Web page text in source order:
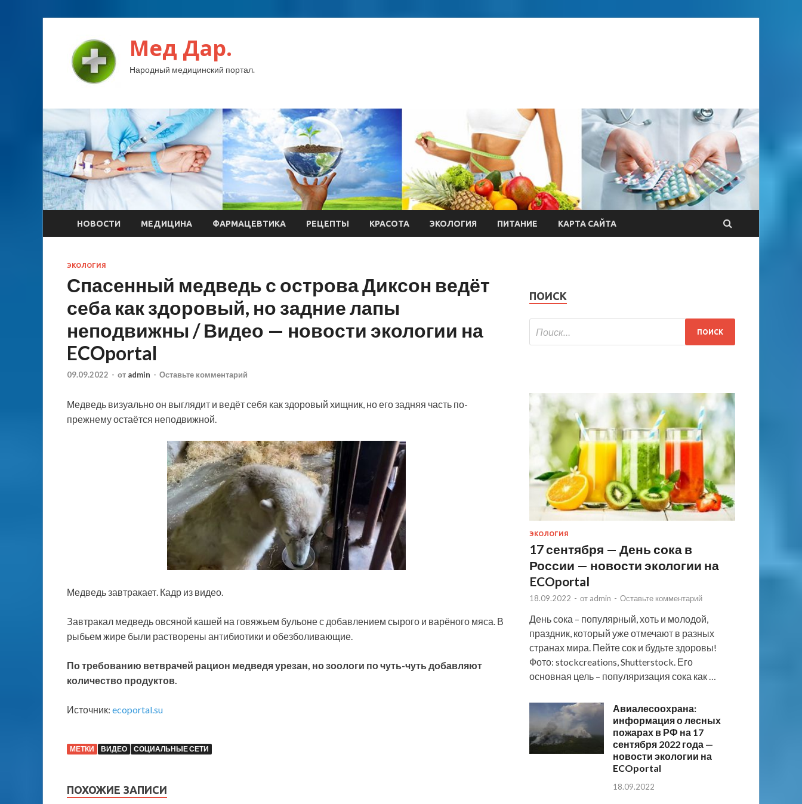
Мед Дар.
Народный медицинский портал.
НОВОСТИ МЕДИЦИНА ФАРМАЦЕВТИКА РЕЦЕПТЫ КРАСОТА ЭКОЛОГИЯ ПИТАНИЕ КАРТА САЙТА
ЭКОЛОГИЯ
Спасенный медведь с острова Диксон ведёт
себа как здоровый, но задние лапы
неподвижны / Видео — новости экологии на
ECOportal
09.09.2022 - от admin - Оставьте комментарий
Медведь визуально он выглядит и ведёт себя как здоровый хищник, но его задняя часть по-
прежнему остаётся неподвижной.
Медведь завтракает. Кадр из видео.
Завтракал медведь овсяной кашей на говяжьем бульоне с добавлением сырого и варёного мяса. В
рыбьем жире были растворены антибиотики и обезболивающие.
По требованию ветврачей рацион медведя урезан, но зоологи по чуть-чуть добавляют
количество продуктов.
Источник: ecoportal.su
МЕТКИ ВИДЕО СОЦИАЛЬНЫЕ СЕТИ
ПОХОЖИЕ ЗАПИСИ
ПОИСК
ЭКОЛОГИЯ
17 сентября — День сока в
России — новости экологии на
ECOportal
18.09.2022 - от admin - Оставьте комментарий
День сока – популярный, хоть и молодой,
праздник, который уже отмечают в разных
странах мира. Пейте сок и будьте здоровы!
Фото: stockcreations, Shutterstock. Его
основная цель – популяризация сока как …
Авиалесоохрана:
информация о лесных
пожарах в РФ на 17
сентября 2022 года —
новости экологии на
ECOportal
18.09.2022